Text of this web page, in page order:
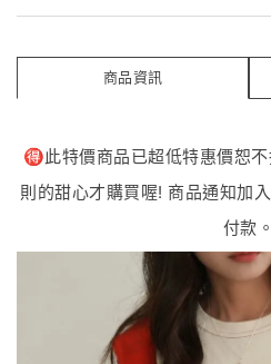
商品資訊
🉐️此特價商品已超低特惠價恕
則的甜心才購買喔! 商品通知加
付款。